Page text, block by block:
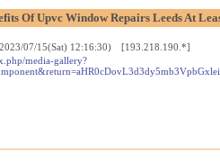
Of Upvc Window Repairs Leeds At
07/15(Sat) 12:16:30) [193.218.190.*]
media-gallery?